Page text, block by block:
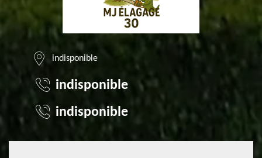
indisponible
indisponible
indisponible